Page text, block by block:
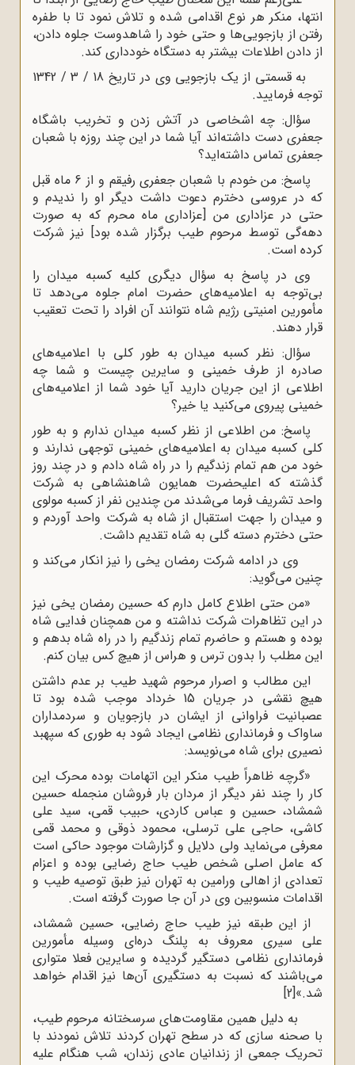
انتها، منکر هر نوع اقدامى شده و تلاش نمود تا با طفره
رفتن از بازجویى‌ها و حتى خود را شاهدوست جلوه دادن،
از دادن اطلاعات بیشتر به دستگاه خوددارى کند.
به قسمتى از یک بازجویى وى در تاریخ 18 / 3 / 1342
توجه فرمایید.
سؤال: چه اشخاصى در آتش زدن و تخریب باشگاه
جعفرى دست داشته‌اند آیا شما در این چند روزه با شعبان
جعفرى تماس داشته‌اید؟
پاسخ: من خودم با شعبان جعفرى رفیقم و از 6 ماه قبل
که در عروسى دخترم دعوت داشت دیگر او را ندیدم و
حتى در عزادارى من [عزادارى ماه محرم که به صورت
دهه‌گى توسط مرحوم طیب برگزار شده بود] نیز شرکت
کرده است.
وى در پاسخ به سؤال دیگرى کلیه کسبه میدان را
بى‌توجه به اعلامیه‌هاى حضرت امام جلوه مى‌دهد تا
مأمورین امنیتى رژیم شاه نتوانند آن افراد را تحت تعقیب
قرار دهند.
سؤال: نظر کسبه میدان به طور کلى با اعلامیه‌هاى
صادره از طرف خمینى و سایرین چیست و شما چه
اطلاعى از این جریان دارید آیا خود شما از اعلامیه‌هاى
خمینى پیروى مى‌کنید یا خیر؟
پاسخ: من اطلاعى از نظر کسبه میدان ندارم و به طور
کلى کسبه میدان به اعلامیه‌هاى خمینى توجهى ندارند و
خود من هم تمام زندگیم را در راه شاه دادم و در چند روز
گذشته که اعلیحضرت همایون شاهنشاهى به شرکت
واحد تشریف فرما مى‌شدند من چندین نفر از کسبه مولوى
و میدان را جهت استقبال از شاه به شرکت واحد آوردم و
حتى دخترم دسته گلى به شاه تقدیم داشت.
وى در ادامه شرکت رمضان یخى را نیز انکار مى‌کند و
چنین مى‌گوید:
«من حتى اطلاع کامل دارم که حسین رمضان یخى نیز
در این تظاهرات شرکت نداشته و من همچنان فدایى شاه
بوده و هستم و حاضرم تمام زندگیم را در راه شاه بدهم و
این مطلب را بدون ترس و هراس از هیچ کس بیان کنم.
این مطالب و اصرار مرحوم شهید طیب بر عدم داشتن
هیچ نقشى در جریان 15 خرداد موجب شده بود تا
عصبانیت فراوانى از ایشان در بازجویان و سردمداران
ساواک و فرماندارى نظامى ایجاد شود به طورى که سپهبد
نصیرى براى شاه مى‌نویسد:
«گرچه ظاهراً طیب منکر این اتهامات بوده محرک این
کار را چند نفر دیگر از مردان بار فروشان منجمله حسین
شمشاد، حسین و عباس کاردى، حبیب قمى، سید على
کاشى، حاجى على ترسلى، محمود ذوقى و محمد قمى
معرفى مى‌نماید ولى دلایل و گزارشات موجود حاکى است
که عامل اصلى شخص طیب حاج رضایى بوده و اعزام
تعدادى از اهالى ورامین به تهران نیز طبق توصیه طیب و
اقدامات منسوبین وى در آن جا صورت گرفته است.
از این طبقه نیز طیب حاج رضایى، حسین شمشاد،
على سیرى معروف به پلنگ دره‌اى وسیله مأمورین
فرماندارى نظامى دستگیر گردیده و سایرین فعلا متوارى
مى‌باشند که نسبت به دستگیرى آن‌ها نیز اقدام خواهد
شد.»[2]
به دلیل همین مقاومت‌هاى سرسختانه مرحوم طیب،
با صحنه سازى که در سطح تهران کردند تلاش نمودند با
تحریک جمعى از زندانیان عادى زندان، شب هنگام علیه